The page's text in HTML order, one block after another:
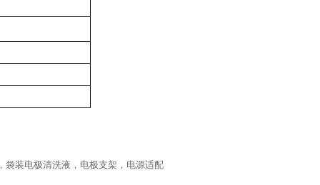
袋装电极清洗液，电极支架，电源适配